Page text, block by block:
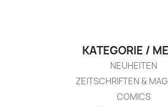
KATEGORIE /
NEUHEITEN
ZEITSCHRIFTEN &
COMICS